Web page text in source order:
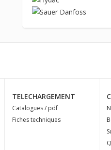
TELECHARGEMENT
Catalogues / pdf
Fiches techniques